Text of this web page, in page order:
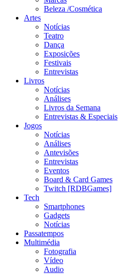
Beleza /Cosmética
Artes
Notícias
Teatro
Dança
Exposições
Festivais
Entrevistas
Livros
Notícias
Análises
Livros da Semana
Entrevistas & Especiais
Jogos
Notícias
Análises
Antevisões
Entrevistas
Eventos
Board & Card Games
Twitch [RDBGames]
Tech
Smartphones
Gadgets
Notícias
Passatempos
Multimédia
Fotografia
Vídeo
Audio